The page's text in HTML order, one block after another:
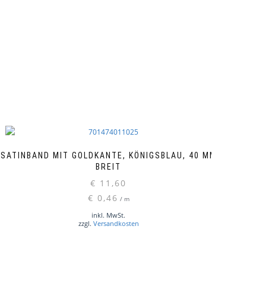
SATINBAND MIT GOLDKANTE, KÖNIGSBLAU, 40 MM
BREIT
€ 11,60
€ 0,46 / m
inkl. MwSt.
zzgl. Versandkosten